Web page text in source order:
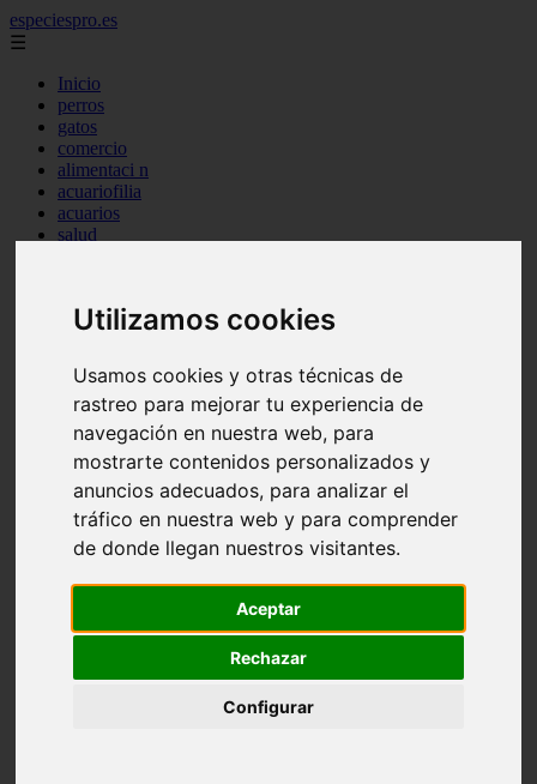
Utilizamos cookies
Usamos cookies y otras técnicas de
rastreo para mejorar tu experiencia de
navegación en nuestra web, para
mostrarte contenidos personalizados y
anuncios adecuados, para analizar el
tráfico en nuestra web y para comprender
de donde llegan nuestros visitantes.
Aceptar
Rechazar
Configurar
especiespro.es
☰
Inicio
perros
gatos
comercio
alimentaci n
acuariofilia
acuarios
salud
aves
bienestar
peque os mam feros
verano
legislaci n
peluquer a
accesorios
peluquer a canina
complementos
consejos
comportamiento
protagonistas
adopci n